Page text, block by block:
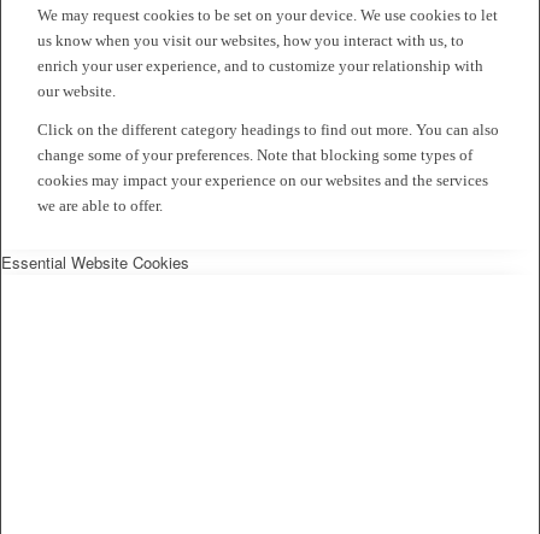
We may request cookies to be set on your device. We use cookies to let
us know when you visit our websites, how you interact with us, to
enrich your user experience, and to customize your relationship with
our website.
Click on the different category headings to find out more. You can also
change some of your preferences. Note that blocking some types of
cookies may impact your experience on our websites and the services
we are able to offer.
Essential Website Cookies